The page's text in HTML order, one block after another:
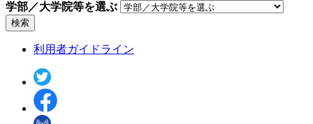
学部／大学院等を選ぶ
検索
利用者ガイドライン